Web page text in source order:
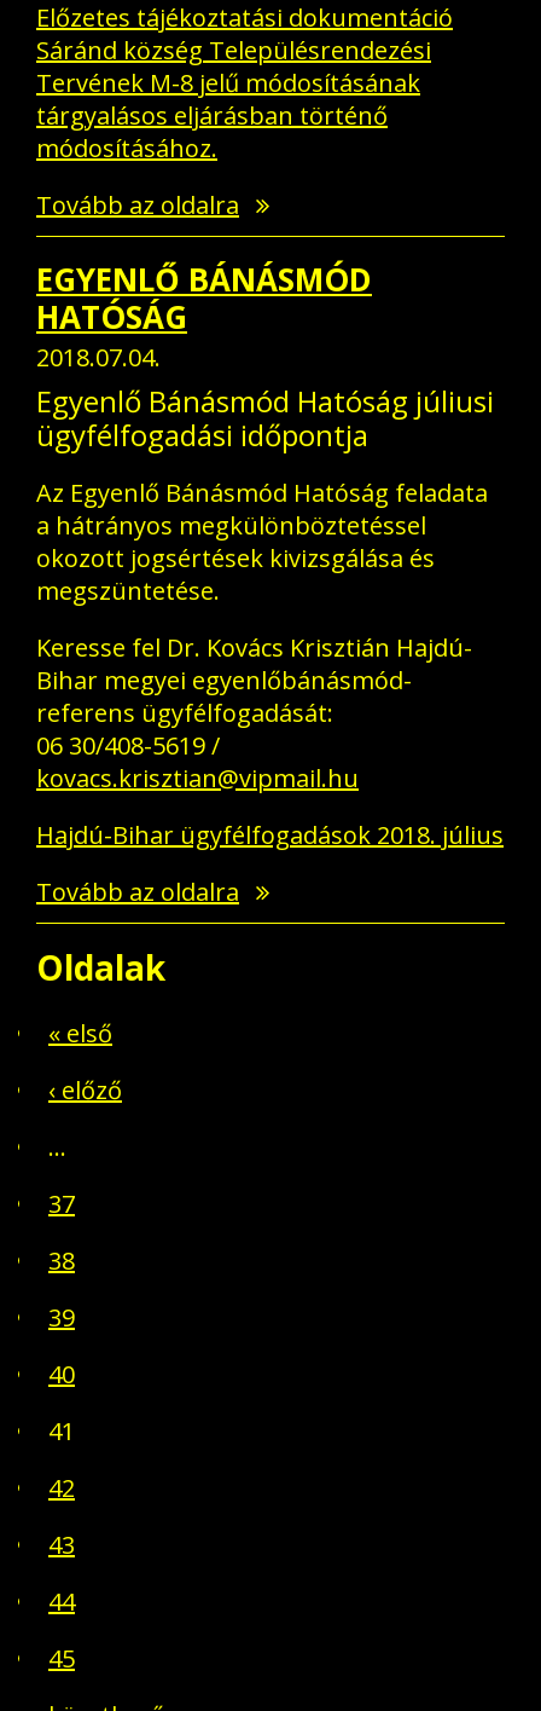
Előzetes tájékoztatási dokumentáció
Sáránd község Településrendezési
Tervének M-8 jelű módosításának
tárgyalásos eljárásban történő
módosításához.
Tovább az oldalra
EGYENLŐ BÁNÁSMÓD
HATÓSÁG
2018.07.04.
Egyenlő Bánásmód Hatóság júliusi
ügyfélfogadási időpontja
Az Egyenlő Bánásmód Hatóság feladata
a hátrányos megkülönböztetéssel
okozott jogsértések kivizsgálása és
megszüntetése.
Keresse fel Dr. Kovács Krisztián Hajdú-
Bihar megyei egyenlőbánásmód-
referens ügyfélfogadását:
06 30/408-5619 /
kovacs.krisztian@vipmail.hu
Hajdú-Bihar ügyfélfogadások 2018. július
Tovább az oldalra
Oldalak
« első
‹ előző
…
37
38
39
40
41
42
43
44
45